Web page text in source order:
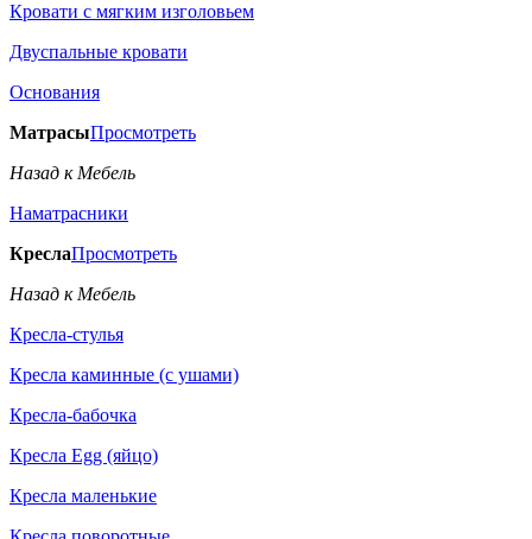
Кровати с мягким изголовьем
Двуспальные кровати
Основания
МатрасыПросмотреть
Назад к Мебель
Наматрасники
КреслаПросмотреть
Назад к Мебель
Кресла-стулья
Кресла каминные (с ушами)
Кресла-бабочка
Кресла Egg (яйцо)
Кресла маленькие